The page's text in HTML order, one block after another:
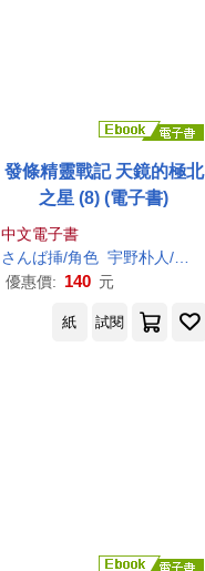
發條精靈戰記 天鏡的極北
之星 (8) (電子書)
中文電子書
さんば挿/角色 宇野朴人/著
優惠價: 140 元
紙 試閱